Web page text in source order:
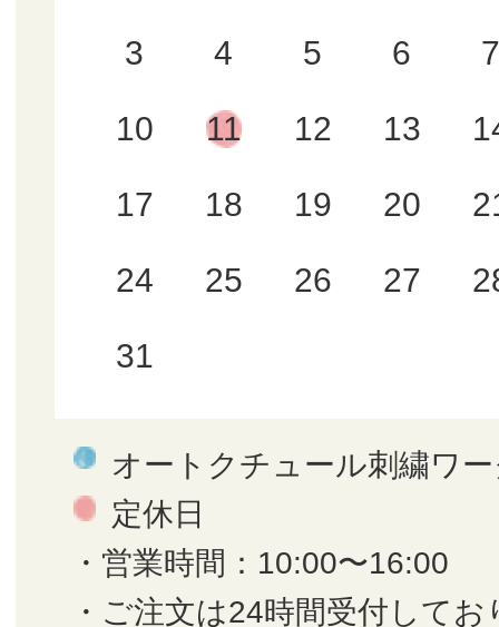
3 4 5 6 7
10 11 12 13
17 18 19 20
24 25 26 27
31
オートクチュール刺繍ワ
定休日
・営業時間：10:00〜16:00
・ご注文は24時間受付してお